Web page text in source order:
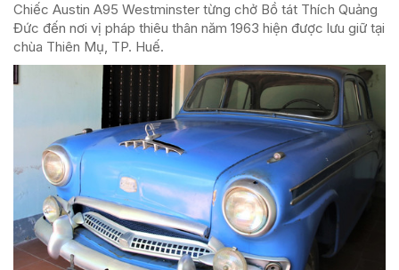
Chiếc Austin A95 Westminster từng chở Bồ tát Thích Quảng
Đức đến nơi vị pháp thiêu thân năm 1963 hiện được lưu giữ tại
chùa Thiên Mụ, TP. Huế.